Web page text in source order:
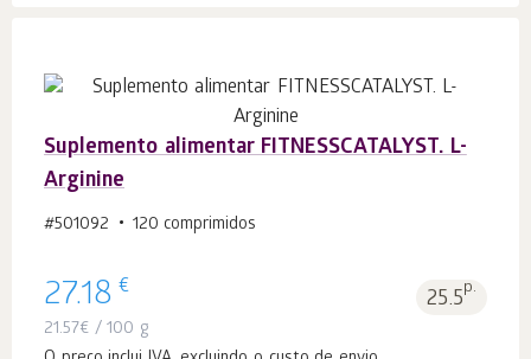
Suplemento alimentar FITNESSCATALYST. L-
Arginine
#501092 120 comprimidos
27.18 € 25.5p.
21.57€ / 100 g